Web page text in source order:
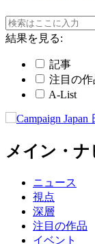
結果を見る:
記事
注目の作
A-List
メイン・
ニュース
視点
深層
注目の作品
イベント